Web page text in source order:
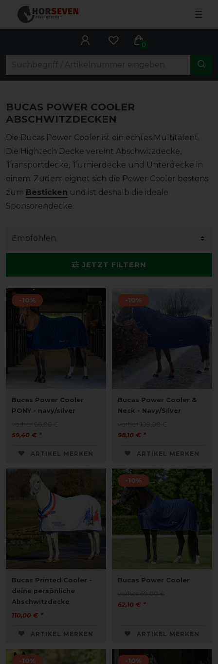
☰
0
BUCAS POWER COOLER
ABSCHWITZDECKEN
Die Bucas Power Cooler ist ein echtes Multitalent.
Die Hightech Decke vereint Abschwitzdecke,
Transportdecke, Turnierdecke und Unterdecke in
einem. Zudem eignet sich die Power Cooler bestens
zum Besticken und ist deshalb die ideale
Sponsorendecke.
JETZT FILTERN
-10%
Bucas Power Cooler
PONY - navy/silver
59,40 € *
ARTIKEL MERKEN
-10%
Bucas Power Cooler &
Neck - Navy/Silver
98,10 € *
ARTIKEL MERKEN
Bucas Printed Cooler -
deine persönliche
Abschwitzdecke
110,00 € *
ARTIKEL MERKEN
-10%
Bucas Power Cooler
62,10 € *
ARTIKEL MERKEN
-10% -10%